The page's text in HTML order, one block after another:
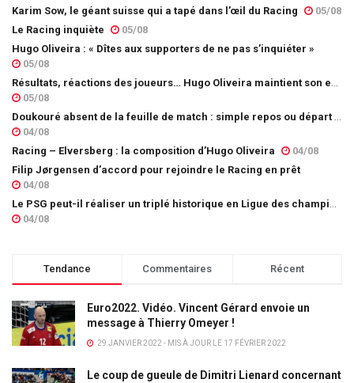
Karim Sow, le géant suisse qui a tapé dans l’œil du Racing
05/08
Le Racing inquiète
05/08
Hugo Oliveira : « Dîtes aux supporters de ne pas s’inquiéter »
05/08
05/08
04/08
Racing – Elversberg : la composition d’Hugo Oliveira
04/08
Filip Jørgensen d’accord pour rejoindre le Racing en prêt
04/08
04/08
Tendance Commentaires Récent
Euro2022. Vidéo. Vincent Gérard envoie un
message à Thierry Omeyer !
29 JANVIER 2022 - MIS À JOUR LE 17 FÉVRIER 2022
Le coup de gueule de Dimitri Lienard concernant